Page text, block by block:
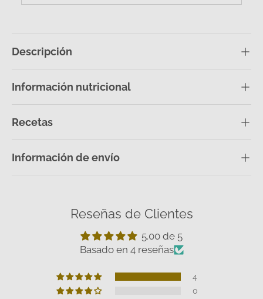
Descripción
Información nutricional
Recetas
Información de envío
Reseñas de Clientes
5.00 de 5
Basado en 4 reseñas
4
0